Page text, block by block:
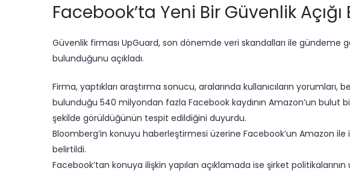
Facebook’ta Yeni Bir Güvenlik
Güvenlik firması UpGuard, son dönemde veri skandalları ile gündeme
bulunduğunu açıkladı.
Firma, yaptıkları araştırma sonucu, aralarında kullanıcıların yorumları,
bulunduğu 540 milyondan fazla Facebook kaydının Amazon’un bulut
şekilde görüldüğünün tespit edildiğini duyurdu.
Bloomberg’in konuyu haberleştirmesi üzerine Facebook’un Amazon
belirtildi.
Facebook’tan konuya ilişkin yapılan açıklamada ise şirket